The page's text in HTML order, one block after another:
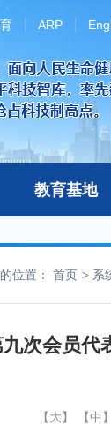
ARP
教育基地
位置： 首页 系
次会员代
【大】 【中